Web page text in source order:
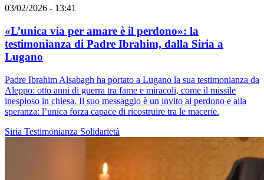
03/02/2026 - 13:41
«L’unica via per amare è il perdono»: la
testimonianza di Padre Ibrahim, dalla Siria a
Lugano
Padre Ibrahim Alsabagh ha portato a Lugano la sua testimonianza da
Aleppo: otto anni di guerra tra fame e miracoli, come il missile
inesploso in chiesa. Il suo messaggio è un invito al perdono e alla
speranza: l’unica forza capace di ricostruire tra le macerie.
Siria Testimonianza Solidarietà